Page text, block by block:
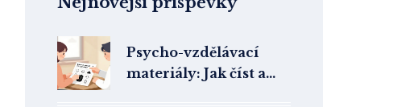
Psycho-vzdělávací
materiály: Jak číst a